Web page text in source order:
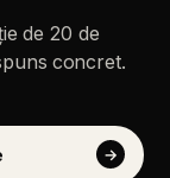
de 20 de
concret.
→